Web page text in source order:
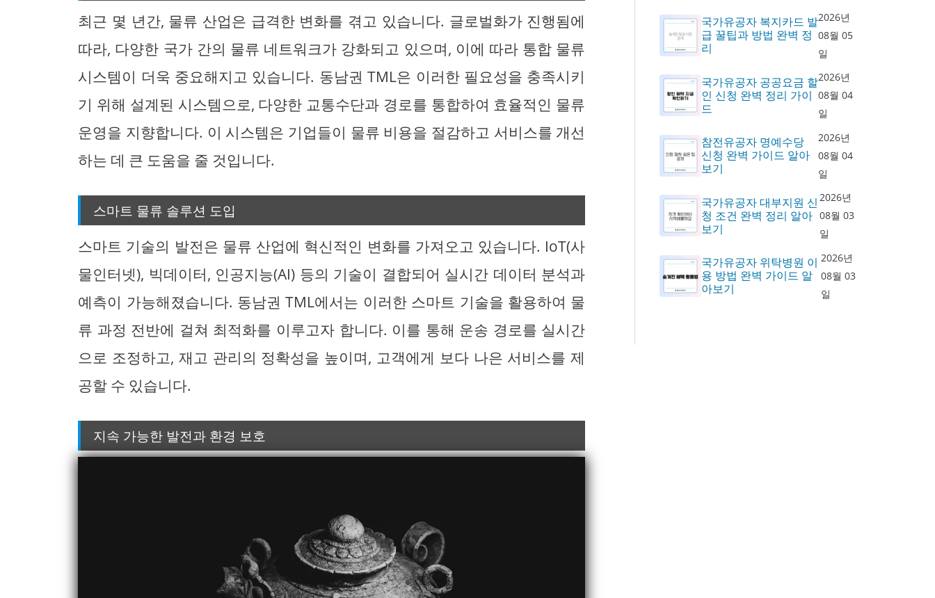
최근 몇 년간, 물류 산업은 급격한 변화를 겪고 있습니다. 글로벌화가 진행됨에
따라, 다양한 국가 간의 물류 네트워크가 강화되고 있으며, 이에 따라 통합 물류
시스템이 더욱 중요해지고 있습니다. 동남권 TML은 이러한 필요성을 충족시키
기 위해 설계된 시스템으로, 다양한 교통수단과 경로를 통합하여 효율적인 물류
운영을 지향합니다. 이 시스템은 기업들이 물류 비용을 절감하고 서비스를 개선
하는 데 큰 도움을 줄 것입니다.
스마트 물류 솔루션 도입
스마트 기술의 발전은 물류 산업에 혁신적인 변화를 가져오고 있습니다. IoT(사
물인터넷), 빅데이터, 인공지능(AI) 등의 기술이 결합되어 실시간 데이터 분석과
예측이 가능해졌습니다. 동남권 TML에서는 이러한 스마트 기술을 활용하여 물
류 과정 전반에 걸쳐 최적화를 이루고자 합니다. 이를 통해 운송 경로를 실시간
으로 조정하고, 재고 관리의 정확성을 높이며, 고객에게 보다 나은 서비스를 제
공할 수 있습니다.
지속 가능한 발전과 환경 보호
국가유공자 복지카드 발
급 꿀팁과 방법 완벽 정
리
2026년
08월 05
일
국가유공자 공공요금 할
인 신청 완벽 정리 가이
드
2026년
08월 04
일
참전유공자 명예수당
신청 완벽 가이드 알아
보기
2026년
08월 04
일
국가유공자 대부지원 신
청 조건 완벽 정리 알아
보기
2026년
08월 03
일
국가유공자 위탁병원 이
용 방법 완벽 가이드 알
아보기
2026년
08월 03
일